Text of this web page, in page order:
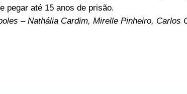
pegar até 15 anos de prisão.
– Nathália Cardim, Mirelle Pinheiro, Carlos